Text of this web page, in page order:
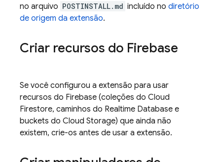
no arquivo POSTINSTALL.md incluído no diretório
de origem da extensão.
Criar recursos do Firebase
Se você configurou a extensão para usar
recursos do Firebase (coleções do Cloud
Firestore, caminhos do Realtime Database e
buckets do Cloud Storage) que ainda não
existem, crie-os antes de usar a extensão.